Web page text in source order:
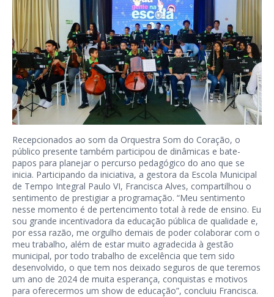
Recepcionados ao som da Orquestra Som do Coração, o
público presente também participou de dinâmicas e bate-
papos para planejar o percurso pedagógico do ano que se
inicia. Participando da iniciativa, a gestora da Escola Municipal
de Tempo Integral Paulo VI, Francisca Alves, compartilhou o
sentimento de prestigiar a programação. “Meu sentimento
nesse momento é de pertencimento total à rede de ensino. Eu
sou grande incentivadora da educação pública de qualidade e,
por essa razão, me orgulho demais de poder colaborar com o
meu trabalho, além de estar muito agradecida à gestão
municipal, por todo trabalho de excelência que tem sido
desenvolvido, o que tem nos deixado seguros de que teremos
um ano de 2024 de muita esperança, conquistas e motivos
para oferecermos um show de educação”, concluiu Francisca.